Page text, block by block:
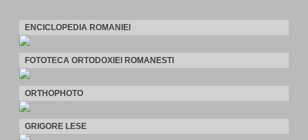
ENCICLOPEDIA ROMANIEI
FOTOTECA ORTODOXIEI ROMANESTI
ORTHOPHOTO
GRIGORE LESE